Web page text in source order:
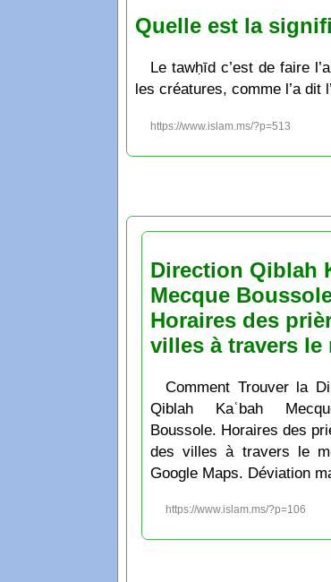
Quelle est la
Le tawḥīd c’est de faire
les créatures, comme l’a dit
https://www.islam.ms/?p=513
Direction Qiblah
Mecque
Horaires des
villes à travers le
Comment Trouver la
Qiblah Kaʿbah
Boussole. Horaires des
des villes à travers le
Google Maps. Déviation
https://www.islam.ms/?p=106